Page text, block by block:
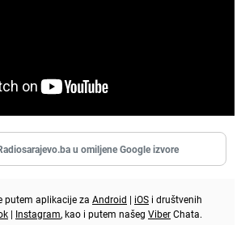
u omiljene Google izvore
putem aplikacije za Android | iOS i društvenih
| Instagram, kao i putem našeg ViberChata.